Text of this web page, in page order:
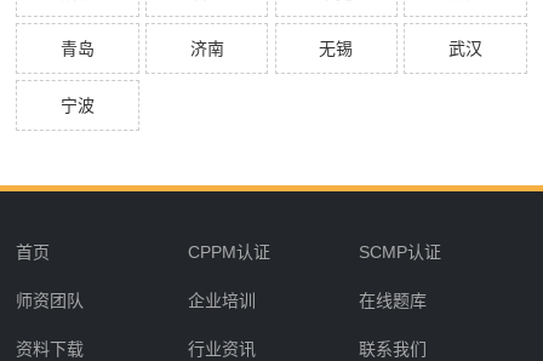
青岛 济南 无锡 武汉
宁波
首页 CPPM认证 SCMP认证
师资团队 企业培训 在线题库
资料下载 行业资讯 联系我们